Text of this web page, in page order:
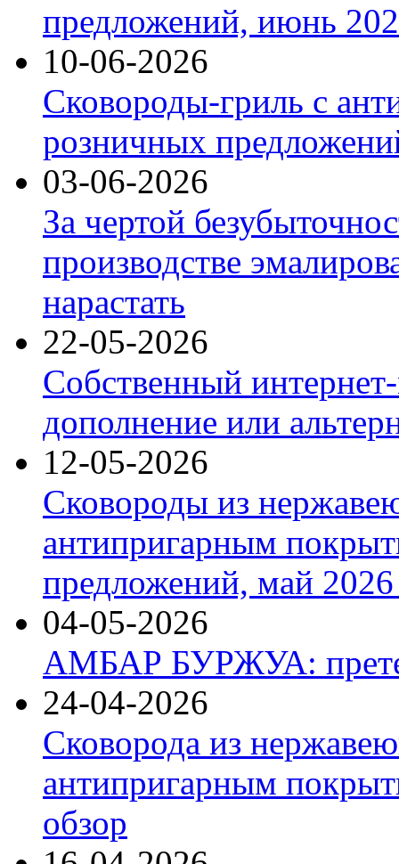
предложений, июнь
10-06-2026
Сковороды-гриль с
розничных
03-06-2026
За чертой
производстве
нарастать
22-05-2026
Собственный
дополнение или
12-05-2026
Сковороды из
антипригарным
предложений, май 2026
04-05-2026
АМБАР БУРЖУА:
24-04-2026
Сковорода из
антипригарным
обзор